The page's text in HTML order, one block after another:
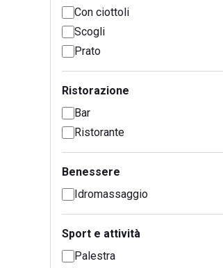
Con ciottoli
Scogli
Prato
Ristorazione
Bar
Ristorante
Benessere
Idromassaggio
Sport e attività
Palestra